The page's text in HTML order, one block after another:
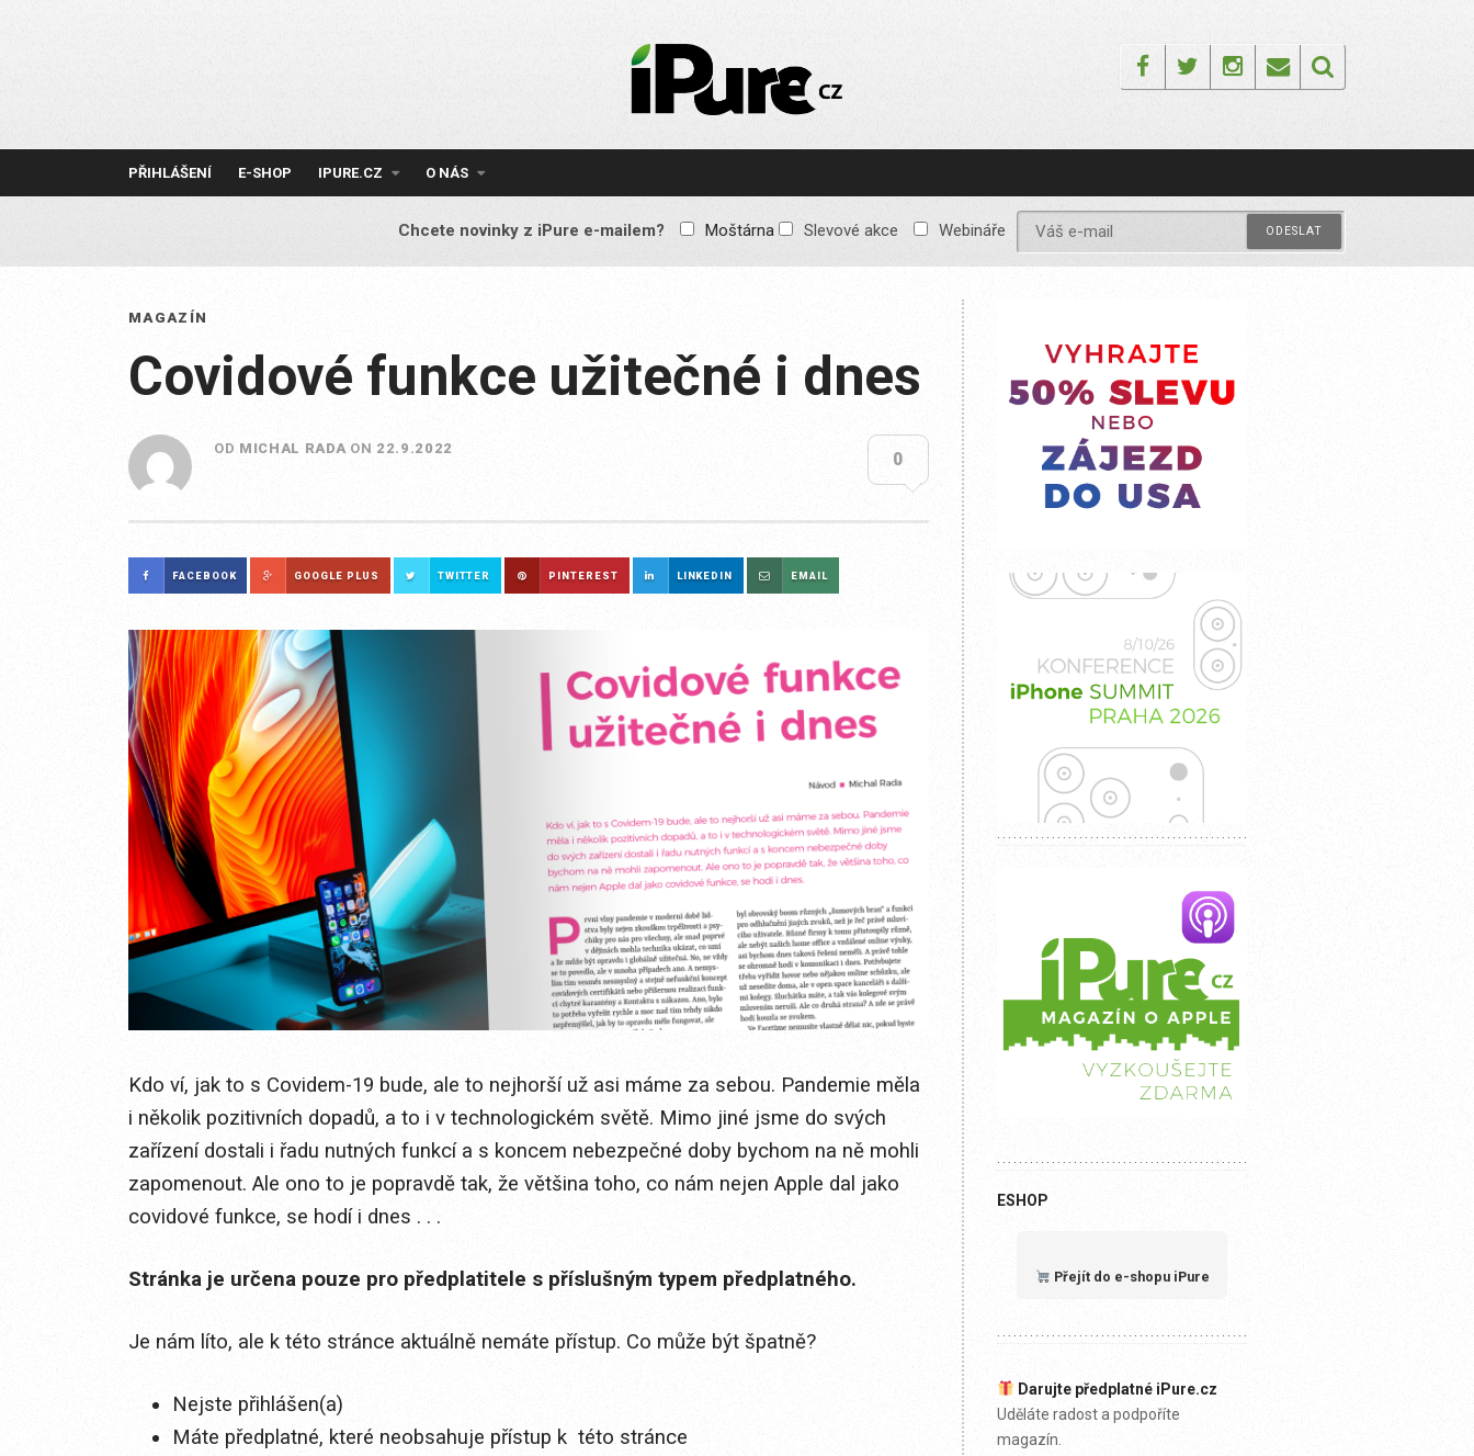
IPURE.CZ
Prémiový Apple e-
reklamy, žádné
obsah pro všechny
FacebookTwitterInstagram
Email
PŘIHLÁŠENÍ E-SHOP IPURE.CZ O NÁS
Chcete novinky z iPure e-mailem? Moštárna Slevové akce Webináře
MAGAZÍN
Covidové funkce užitečné i dnes
OD MICHAL RADA ON 22.9.2022
0
FACEBOOK GOOGLE PLUS TWITTER PINTEREST LINKEDIN EMAIL
Kdo ví, jak to s Covidem-19 bude, ale to nejhorší už asi máme za sebou. Pandemie měla
i několik pozitivních dopadů, a to i v technologickém světě. Mimo jiné jsme do svých
zařízení dostali i řadu nutných funkcí a s koncem nebezpečné doby bychom na ně mohli
zapomenout. Ale ono to je popravdě tak, že většina toho, co nám nejen Apple dal jako
covidové funkce, se hodí i dnes . . .
Stránka je určena pouze pro předplatitele s příslušným typem předplatného.
Je nám líto, ale k této stránce aktuálně nemáte přístup. Co může být špatně?
Nejste přihlášen(a)
Máte předplatné, které neobsahuje přístup k této stránce
ESHOP
Přejít do e-shopu iPure
Darujte předplatné iPure.cz
Uděláte radost a podpoříte
magazín.